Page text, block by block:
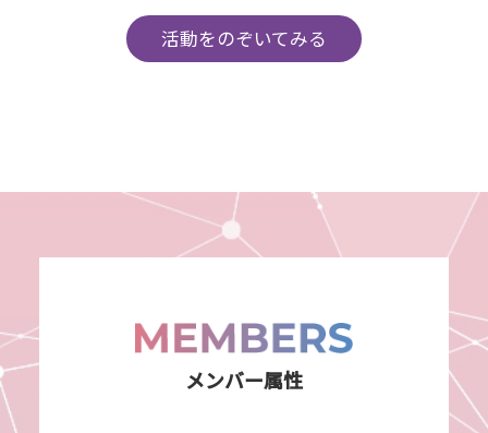
活動をのぞいてみる
メンバー属性